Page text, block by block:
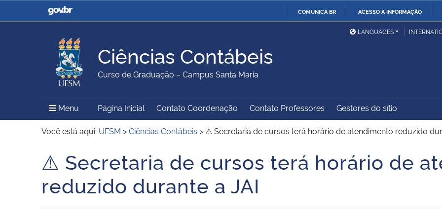
COMUNICA BR ACESSO À INFORMAÇÃO
Casa Civil
Ministério da Justiça e
Ministério da Defesa
Ministério das Relações
Exteriores
Ministério da Agricultura,
Pecuária e Abastecimento
Ministério da Educação Ministério da Cidadania
Ministério do Meio Ambiente Ministério do Turismo
Ministério do
Desenvolvimento Regional
Controladoria-Geral da
União
Secretaria de Governo
Gabinete de Segurança
Institucional
Advocacia-Geral da União Banco Central do Brasil
LANGUAGES
Ciências Contábeis
Curso de Graduação – Campus Santa Maria
Menu Menu Principal do Sítio
Página Inicial Contato Coordenação Contato Professores Gestores do sítio
Você está aqui: UFSM >Ciências Contábeis > ⚠ Secretaria de cursos terá horário de atendimento reduzido
Início do conteúdo
⚠ Secretaria de cursos terá horário de
reduzido durante a JAI